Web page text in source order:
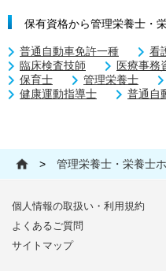
保有資格から管理栄養士・
普通自動車免許一種 看
臨床検査技師
医療事務
保育士
管理栄養士
健康運動指導士
普通自
> 管理栄養士・栄養士
個人情報の取扱い・利用規約
よくあるご質問
サイトマップ